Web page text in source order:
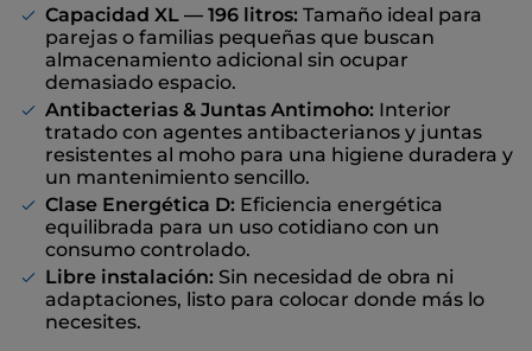
Capacidad XL — 196 litros: Tamaño ideal para
parejas o familias pequeñas que buscan
almacenamiento adicional sin ocupar
demasiado espacio.
Antibacterias & Juntas Antimoho: Interior
tratado con agentes antibacterianos y juntas
resistentes al moho para una higiene duradera y
un mantenimiento sencillo.
Clase Energética D: Eficiencia energética
equilibrada para un uso cotidiano con un
consumo controlado.
Libre instalación: Sin necesidad de obra ni
adaptaciones, listo para colocar donde más lo
necesites.